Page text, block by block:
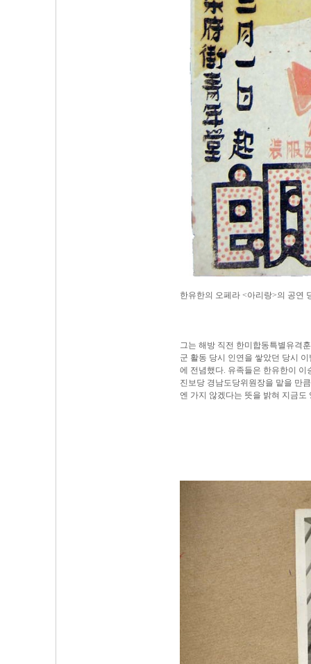
한유한의 오페라 <아리랑>의 공연
그는 해방 직전 한미합동특별유격
군 활동 당시 인연을 쌓았던 당시
에 전념했다. 유족들은 한유한이
진보당 경남도당위원장을 맡을 만
엔 가지 않겠다는 뜻을 밝혀 지금